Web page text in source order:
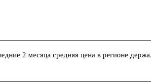
2 месяца средняя цена в регионе